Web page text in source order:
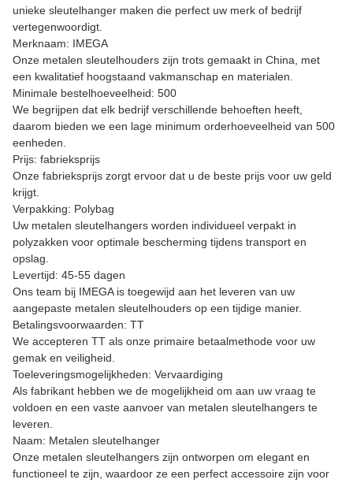
unieke sleutelhanger maken die perfect uw merk of bedrijf
vertegenwoordigt.
Merknaam: IMEGA
Onze metalen sleutelhouders zijn trots gemaakt in China, met
een kwalitatief hoogstaand vakmanschap en materialen.
Minimale bestelhoeveelheid: 500
We begrijpen dat elk bedrijf verschillende behoeften heeft,
daarom bieden we een lage minimum orderhoeveelheid van 500
eenheden.
Prijs: fabrieksprijs
Onze fabrieksprijs zorgt ervoor dat u de beste prijs voor uw geld
krijgt.
Verpakking: Polybag
Uw metalen sleutelhangers worden individueel verpakt in
polyzakken voor optimale bescherming tijdens transport en
opslag.
Levertijd: 45-55 dagen
Ons team bij IMEGA is toegewijd aan het leveren van uw
aangepaste metalen sleutelhouders op een tijdige manier.
Betalingsvoorwaarden: TT
We accepteren TT als onze primaire betaalmethode voor uw
gemak en veiligheid.
Toeleveringsmogelijkheden: Vervaardiging
Als fabrikant hebben we de mogelijkheid om aan uw vraag te
voldoen en een vaste aanvoer van metalen sleutelhangers te
leveren.
Naam: Metalen sleutelhanger
Onze metalen sleutelhangers zijn ontworpen om elegant en
functioneel te zijn, waardoor ze een perfect accessoire zijn voor